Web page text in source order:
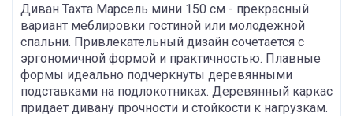
Диван Тахта Марсель мини 150 см - прекрасный
вариант меблировки гостиной или молодежной
спальни. Привлекательный дизайн сочетается с
эргономичной формой и практичностью. Плавные
формы идеально подчеркнуты деревянными
подставками на подлокотниках. Деревянный каркас
придает дивану прочности и стойкости к нагрузкам.